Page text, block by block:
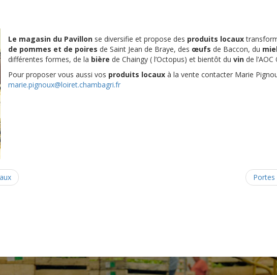
Le magasin du Pavillonse diversifie et propose des produits locaux
de pommes et de poires de Saint Jean de Braye, des œufs de Baccon, du
différentes formes, de la bière de Chaingy ( l’Octopus) et bientôt du vinde l’AOC
Pour proposer vous aussi vos produits locauxà la vente contacter Marie
marie.pignoux@loiret.chambagri.fr
Portes